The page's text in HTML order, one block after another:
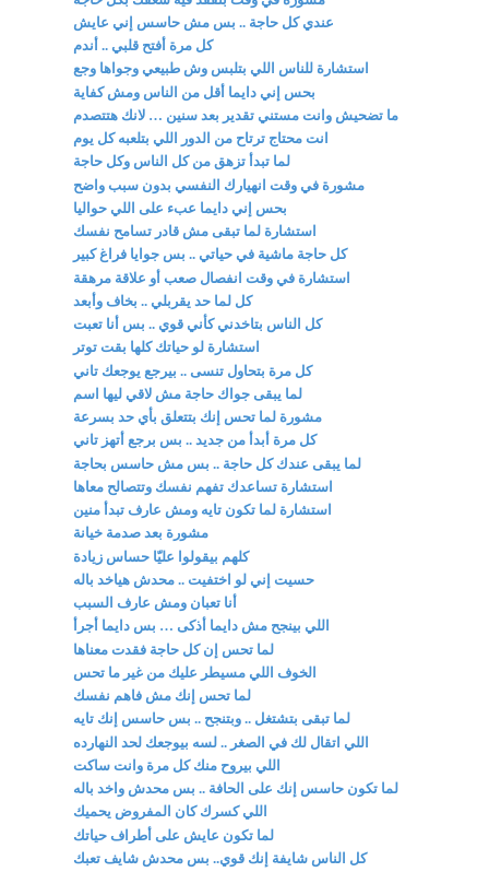
عندي كل حاجة .. بس مش حاسس إني عايش
كل مرة أفتح قلبي .. أندم
استشارة للناس اللي بتلبس وش طبيعي وجواها وجع
بحس إني دايما أقل من الناس ومش كفاية
ما تضحيش وانت مستني تقدير بعد سنين … لانك هتتصدم
انت محتاج ترتاح من الدور اللي بتلعبه كل يوم
لما تبدأ تزهق من كل الناس وكل حاجة
مشورة في وقت انهيارك النفسي بدون سبب واضح
بحس إني دايما عبء على اللي حواليا
استشارة لما تبقى مش قادر تسامح نفسك
كل حاجة ماشية في حياتي .. بس جوايا فراغ كبير
استشارة في وقت انفصال صعب أو علاقة مرهقة
كل لما حد يقربلي .. بخاف وأبعد
كل الناس بتاخدني كأني قوي .. بس أنا تعبت
استشارة لو حياتك كلها بقت توتر
كل مرة بتحاول تنسى .. بيرجع يوجعك تاني
لما يبقى جواك حاجة مش لاقي ليها اسم
مشورة لما تحس إنك بتتعلق بأي حد بسرعة
كل مرة أبدأ من جديد .. بس برجع أتهز تاني
لما يبقى عندك كل حاجة .. بس مش حاسس بحاجة
استشارة تساعدك تفهم نفسك وتتصالح معاها
استشارة لما تكون تايه ومش عارف تبدأ منين
مشورة بعد صدمة خيانة
كلهم بيقولوا عليّا حساس زيادة
حسيت إني لو اختفيت .. محدش هياخد باله
أنا تعبان ومش عارف السبب
اللي بينجح مش دايما أذكى … بس دايما أجرأ
لما تحس إن كل حاجة فقدت معناها
الخوف اللي مسيطر عليك من غير ما تحس
لما تحس إنك مش فاهم نفسك
لما تبقى بتشتغل .. وبتنجح .. بس حاسس إنك تايه
اللي اتقال لك في الصغر .. لسه بيوجعك لحد النهارده
اللي بيروح منك كل مرة وانت ساكت
لما تكون حاسس إنك على الحافة .. بس محدش واخد باله
اللي كسرك كان المفروض يحميك
لما تكون عايش على أطراف حياتك
كل الناس شايفة إنك قوي.. بس محدش شايف تعبك